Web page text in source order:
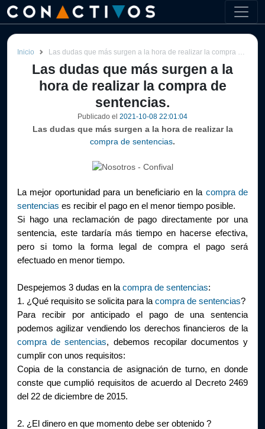
Inicio Las dudas que más surgen a la hora de realizar la compra de sentencias.
Las dudas que más surgen a la
hora de realizar la compra de
sentencias.
Publicado el 2021-10-08 22:01:04
Las dudas que más surgen a la hora de realizar la
compra de sentencias.
La mejor oportunidad para un beneficiario en la compra de
sentencias es recibir el pago en el menor tiempo posible.
Si hago una reclamación de pago directamente por una
sentencia, este tardaría más tiempo en hacerse efectiva,
pero si tomo la forma legal de compra el pago será
efectuado en menor tiempo.
Despejemos 3 dudas en la compra de sentencias:
1. ¿Qué requisito se solicita para la compra de sentencias?
Para recibir por anticipado el pago de una sentencia
compra de sentencias, debemos recopilar documentos y
cumplir con unos requisitos:
Copia de la constancia de asignación de turno, en donde
conste que cumplió requisitos de acuerdo al Decreto 2469
del 22 de diciembre de 2015.
2. ¿El dinero en que momento debe ser obtenido ?